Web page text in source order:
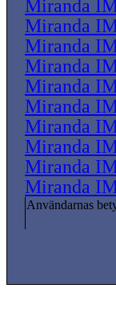
Miranda
Miranda
Miranda
Miranda
Miranda
Miranda
Miranda
Miranda
Miranda
Miranda
Användarnas